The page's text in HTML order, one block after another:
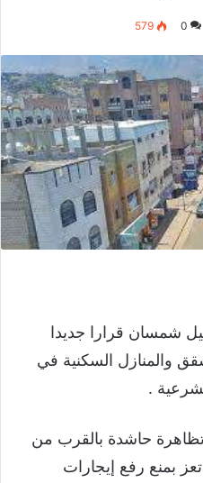
0
579
شمسان قرارا جديدا
والمنازل السكنية في
.
حاشدة بالقرب من
تعز بمنع رفع إيجارات